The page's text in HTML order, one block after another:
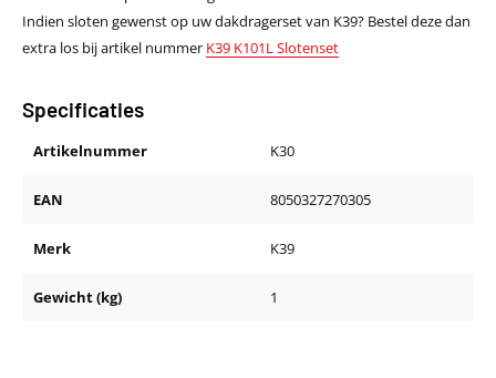
Indien sloten gewenst op uw dakdragerset van K39? Bestel deze dan
extra los bij artikel nummer K39 K101L Slotenset
Specificaties
Artikelnummer K30
EAN 8050327270305
Merk K39
Gewicht (kg) 1